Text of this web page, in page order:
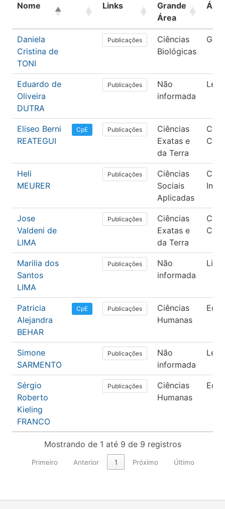
Nome Links
Grande
Área
Área
Daniela
Cristina de
TONI
Publicações
Ciências
Biológicas
Eduardo de
Oliveira
DUTRA
Publicações
Não
informada
Eliseo Berni
REATEGUI
CpE Publicações
Ciências
Exatas e
da Terra
Heli
MEURER
Publicações
Ciências
Sociais
Aplicadas
Jose
Valdeni de
LIMA
Publicações
Ciências
Exatas e
da Terra
Marilia dos
Santos
LIMA
Publicações
Não
informada
Patricia
Alejandra
BEHAR
CpE Publicações
Ciências
Humanas
Simone
SARMENTO
Publicações
Não
informada
Sérgio
Roberto
Kieling
FRANCO
Publicações
Ciências
Humanas
Mostrando de 1 até 9 de 9 registros
Primeiro Anterior 1 Próximo Último